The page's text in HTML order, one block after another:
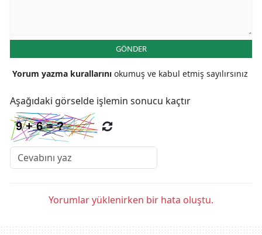
GÖNDER
Yorum yazma kurallarını okumuş ve kabul etmiş sayılırsınız
Aşağıdaki görselde işlemin sonucu kaçtır
Yorumlar yüklenirken bir hata oluştu.